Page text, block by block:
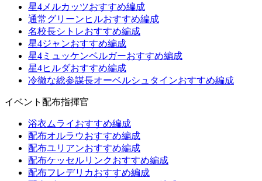
星4メルカッツおすすめ編成
通常グリーンヒルおすすめ編成
名校長シトレおすすめ編成
星4ジャンおすすめ編成
星4ミュッケンベルガーおすすめ編成
星4ヒルダおすすめ編成
冷徹な総参謀長オーベルシュタインおすすめ編成
イベント配布指揮官
浴衣ムライおすすめ編成
配布オルラウおすすめ編成
配布ユリアンおすすめ編成
配布ケッセルリンクおすすめ編成
配布フレデリカおすすめ編成